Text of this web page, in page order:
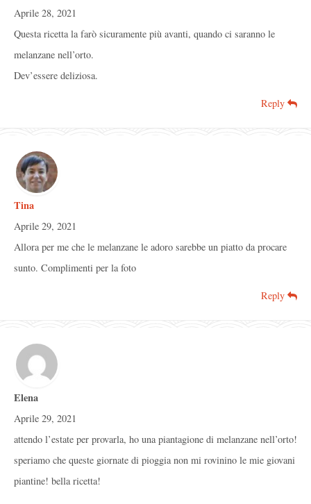
Aprile 28, 2021
Questa ricetta la farò sicuramente più avanti, quando ci saranno le
melanzane nell’orto.
Dev’essere deliziosa.
Reply
Tina
Aprile 29, 2021
Allora per me che le melanzane le adoro sarebbe un piatto da procare
sunto. Complimenti per la foto
Reply
Elena
Aprile 29, 2021
attendo l’estate per provarla, ho una piantagione di melanzane nell’orto!
speriamo che queste giornate di pioggia non mi rovinino le mie giovani
piantine! bella ricetta!